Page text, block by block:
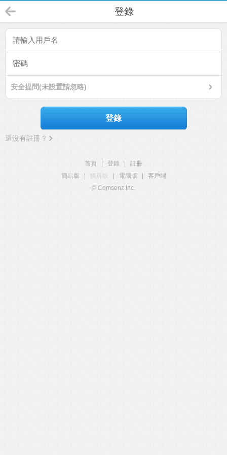
登錄
安全提問(未設置請忽略)
登錄
還沒有註冊？
首頁 登錄
註冊
簡易版
觸屏版 電腦版
客戶端
© Comsenz Inc.